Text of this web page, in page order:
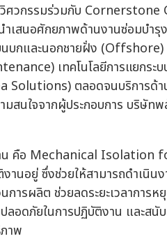
วิศวกรรมร่วมกับ
เสนอศักยภาพด้านงานซ่อมบำรุ
บกและนอกชายฝั่ง
เทคโนโลยีการแยกระบ
ตลอดจนบริการด้า
สนใจจากผู้ประกอบการ บริษัท
าน คือ Mechanical
านอยู่ ซึ่งช่วยให้สามารถดำเนิน
ารผลิต ช่วยลดระยะเวลาการห
ดภัยในการปฏิบัติงาน และสนั
าพ